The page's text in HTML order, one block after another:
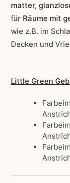
matter,
für Räume mit
wie z.B. im
Decken und
Little Green